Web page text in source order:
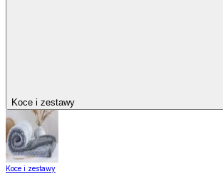
Koce i zestawy
Koce i zestawy